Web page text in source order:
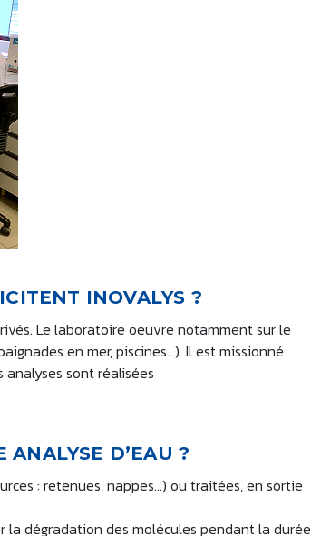
INOVALYS ?
Le laboratoire oeuvre notamment sur le
en mer, piscines…). Il est missionné
analyses sont réalisées
ANALYSE D’EAU ?
: retenues, nappes…) ou traitées, en sortie
la dégradation des molécules pendant la durée